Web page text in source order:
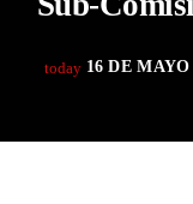
today 16 DE MAYO